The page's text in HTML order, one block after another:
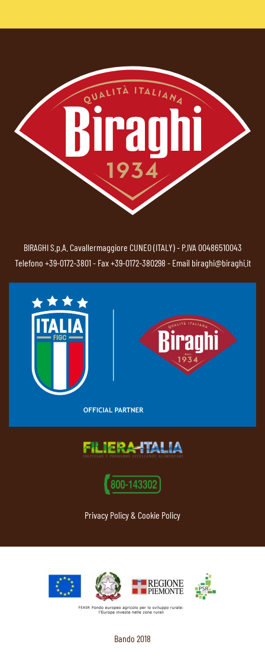
BIRAGHI S.p.A. Cavallermaggiore CUNEO (ITALY) - P.IVA 00486510043
Telefono +39-0172-3801- Fax +39-0172-380298 - Email biraghi@biraghi.it
Privacy Policy & Cookie Policy
Bando 2018